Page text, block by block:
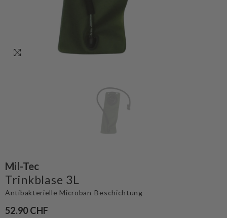
Mil-Tec
Trinkblase 3L
Antibakterielle Microban-Beschichtung
52.90 CHF